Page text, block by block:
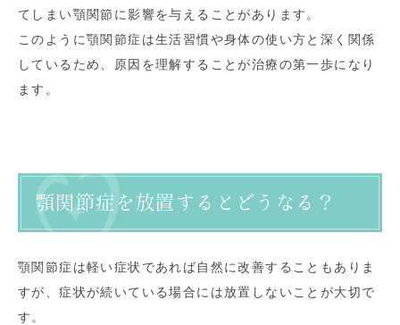
てしまい顎関節に影響を与えることがあります。
このように顎関節症は生活習慣や身体の使い方と深く関係
しているため、原因を理解することが治療の第一歩になり
ます。
顎関節症を放置するとどうなる？
顎関節症は軽い症状であれば自然に改善することもありま
すが、症状が続いている場合には放置しないことが大切で
す。